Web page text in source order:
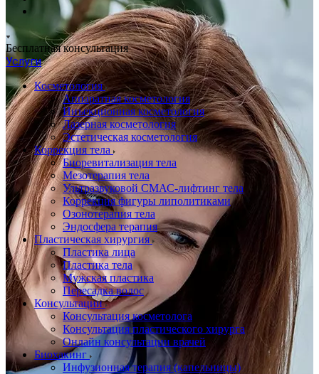
Бесплатная консультация
Услуги
Косметология
Аппаратная косметология
Инъекционная косметология
Лазерная косметология
Эстетическая косметология
Коррекция тела
Биоревитализация тела
Мезотерапия тела
Ультразвуковой СМАС-лифтинг тела
Коррекция фигуры липолитиками
Озонотерапия тела
Эндосфера терапия
Пластическая хирургия
Пластика лица
Пластика тела
Мужская пластика
Пересадка волос
Консультации
Консультация косметолога
Консультация пластического хирурга
Онлайн консультации врачей
Биохакинг
Инфузионная терапия (капельницы)